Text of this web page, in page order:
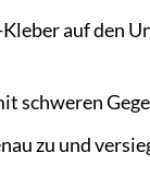
auf den
schweren
zu und